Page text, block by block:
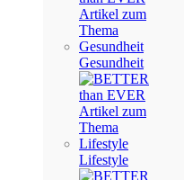
Gesundheit
Lifestyle